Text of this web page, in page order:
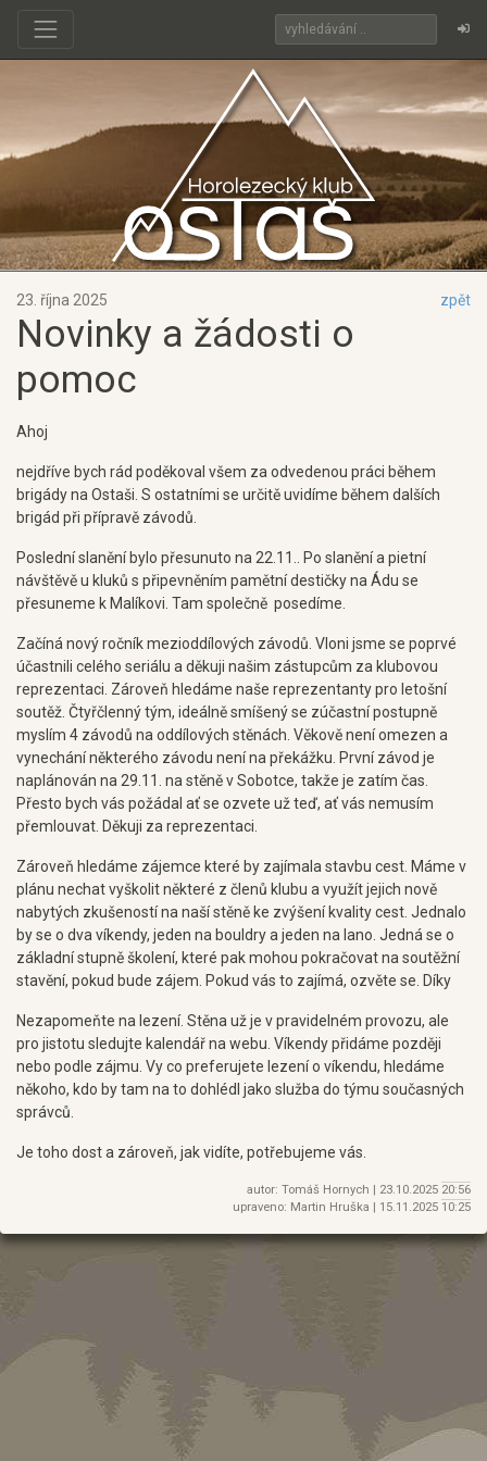
23. října 2025 zpět
Novinky a žádosti o
pomoc
Ahoj
nejdříve bych rád poděkoval všem za odvedenou práci během
brigády na Ostaši. S ostatními se určitě uvidíme během dalších
brigád při přípravě závodů.
Poslední slanění bylo přesunuto na 22.11.. Po slanění a pietní
návštěvě u kluků s připevněním pamětní destičky na Ádu se
přesuneme k Malíkovi. Tam společně posedíme.
Začíná nový ročník mezioddílových závodů. Vloni jsme se poprvé
účastnili celého seriálu a děkuji našim zástupcům za klubovou
reprezentaci. Zároveň hledáme naše reprezentanty pro letošní
soutěž. Čtyřčlenný tým, ideálně smíšený se zúčastní postupně
myslím 4 závodů na oddílových stěnách. Věkově není omezen a
vynechání některého závodu není na překážku. První závod je
naplánován na 29.11. na stěně v Sobotce, takže je zatím čas.
Přesto bych vás požádal ať se ozvete už teď, ať vás nemusím
přemlouvat. Děkuji za reprezentaci.
Zároveň hledáme zájemce které by zajímala stavbu cest. Máme v
plánu nechat vyškolit některé z členů klubu a využít jejich nově
nabytých zkušeností na naší stěně ke zvýšení kvality cest. Jednalo
by se o dva víkendy, jeden na bouldry a jeden na lano. Jedná se o
základní stupně školení, které pak mohou pokračovat na soutěžní
stavění, pokud bude zájem. Pokud vás to zajímá, ozvěte se. Díky
Nezapomeňte na lezení. Stěna už je v pravidelném provozu, ale
pro jistotu sledujte kalendář na webu. Víkendy přidáme později
nebo podle zájmu. Vy co preferujete lezení o víkendu, hledáme
někoho, kdo by tam na to dohlédl jako služba do týmu současných
správců.
Je toho dost a zároveň, jak vidíte, potřebujeme vás.
autor: Tomáš Hornych | 23.10.2025 20:56
upraveno: Martin Hruška | 15.11.2025 10:25